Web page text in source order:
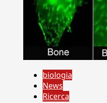
biologia
News
Ricerca